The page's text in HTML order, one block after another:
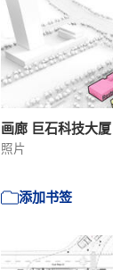
画廊 巨石科技大
照片
添加书签